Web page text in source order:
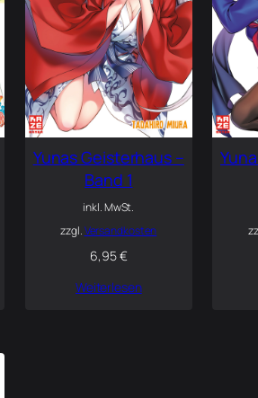
Yunas Geisterhaus –
Band 1
inkl. MwSt.
zzgl.Versandkosten
6,95€
Weiterlesen